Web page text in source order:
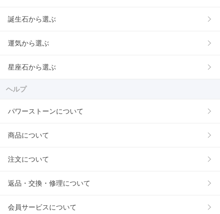
誕生石から選ぶ
運気から選ぶ
星座石から選ぶ
ヘルプ
パワーストーンについて
商品について
注文について
返品・交換・修理について
会員サービスについて